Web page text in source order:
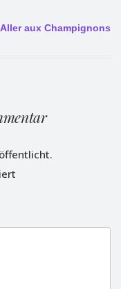
Aller aux Champignons